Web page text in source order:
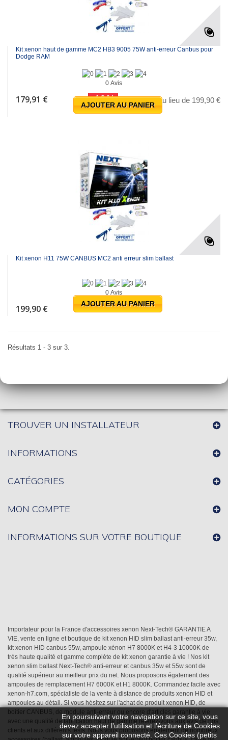
En poursuivant votre navigation sur ce site, vous
devez accepter l’utilisation et l'écriture de Cookies
sur votre appareil connecté. Ces Cookies (petits
Kit xenon haut de gamme MC2 HB3 9005 75W anti-erreur Canbus pour
Dodge RAM
0 Avis
179,91 € au lieu de 199,90 €
-10%
AJOUTER AU PANIER
Kit xenon H11 75W CANBUS MC2 anti erreur slim ballast
0 Avis
199,90 € AJOUTER AU PANIER
Résultats 1 - 3 sur 3.
TROUVER UN INSTALLATEUR
INFORMATIONS
Importateur pour la France d'accessoires xenon Next-Tech® GARANTIE A
VIE, vente en ligne et boutique de kit xenon HID slim ballast anti-erreur 35w,
kit xenon HID canbus 55w, ampoule xénon H7 8000K et H4-3 10000K de
très haute qualité et gamme complète de kit xenon garantie à vie ! Nos kit
xenon slim ballast Next-Tech® anti-erreur et canbus 35w et 55w sont de
qualité supérieur au meilleur prix du net. Nous proposons également des
ampoules de remplacement H7 6000K et H1 8000K. Commandez facile avec
xenon-h7.com, spécialiste de la vente à distance de produits xenon HID et
ampoules au détail. Si vous hésitez sur l'achat de produit xenon HID, de
boitier CANBUS, de module anti-erreur ou encore d'articles garantie à vie
avec une qualité de fabrication haut de gamme référez-vous aux avis de nos
clients et aux différents tests. Nous vous proposons également de nombreux
CATÉGORIES
MON COMPTE
INFORMATIONS SUR VOTRE BOUTIQUE